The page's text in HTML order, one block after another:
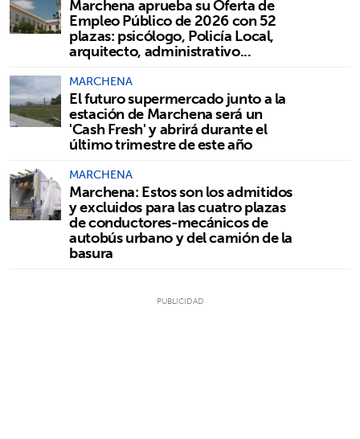
Empleo Público de 2026 con 52
plazas: psicólogo, Policía Local,
arquitecto, administrativo...
MARCHENA
El futuro supermercado junto a la
estación de Marchena será un
'Cash Fresh' y abrirá durante el
último trimestre de este año
MARCHENA
Marchena: Estos son los admitidos
y excluidos para las cuatro plazas
de conductores-mecánicos de
autobús urbano y del camión de la
basura